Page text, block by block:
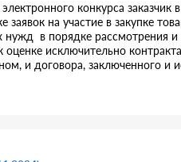
конкурса заказчик
на участие в закупке
в порядке рассмотрения и
исключительно
и договора, заключенного и